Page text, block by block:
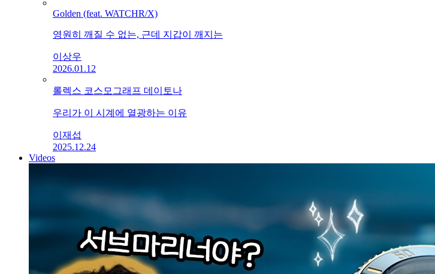
Golden (feat. WATCHR/X)
영원히 깨질 수 없는, 근데 지갑이 깨지는
이상우
2026.01.12
롤렉스 코스모그래프 데이토나
우리가 이 시계에 열광하는 이유
이재섭
2025.12.24
Videos